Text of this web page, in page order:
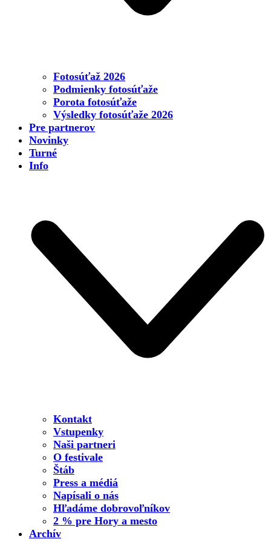
Fotosúťaž 2026
Podmienky fotosúťaže
Porota fotosúťaže
Výsledky fotosúťaže 2026
Pre partnerov
Novinky
Turné
Info
Kontakt
Vstupenky
Naši partneri
O festivale
Štáb
Press a médiá
Napísali o nás
Hľadáme dobrovoľníkov
2 % pre Hory a mesto
Archív